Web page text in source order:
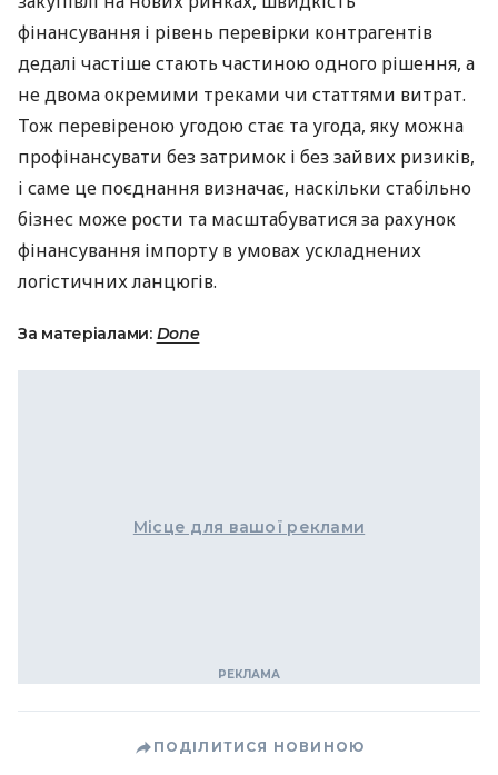
фінансування і рівень перевірки контрагентів
дедалі частіше стають частиною одного рішення, а
не двома окремими треками чи статтями витрат.
Тож перевіреною угодою стає та угода, яку можна
профінансувати без затримок і без зайвих ризиків,
і саме це поєднання визначає, наскільки стабільно
бізнес може рости та масштабуватися за рахунок
фінансування імпорту в умовах ускладнених
логістичних ланцюгів.
За матеріалами: Done
Місце для вашої реклами
ПОДІЛИТИСЯ НОВИНОЮ